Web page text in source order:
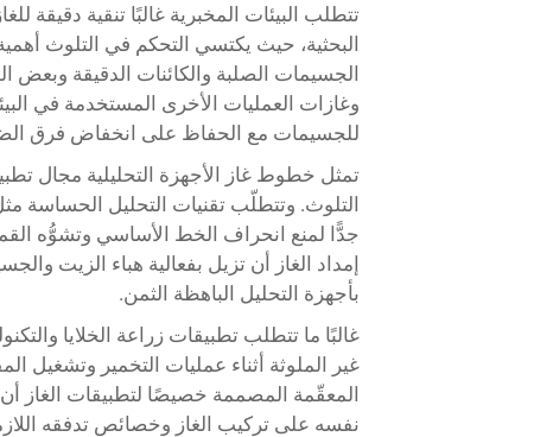
تتطلب البيئات المخبرية غالبًا تنقية دقيقة
البحثية، حيث يكتسي التحكم في التلوث أهمية
الجسيمات الصلبة والكائنات الدقيقة وبعض
وغازات العمليات الأخرى المستخدمة في
للجسيمات مع الحفاظ على انخفاض فرق
تمثل خطوط غاز الأجهزة التحليلية مجال
التلوث. وتتطلّب تقنيات التحليل الحساسة
جدًّا لمنع انحراف الخط الأساسي وتشوُّه
إمداد الغاز أن تزيل بفعالية هباء الزيت
بأجهزة التحليل الباهظة الثمن.
غالبًا ما تتطلب تطبيقات زراعة الخلايا
غير الملوثة أثناء عمليات التخمير وتشغيل
المعقّمة المصممة خصيصًا لتطبيقات الغاز
نفسه على تركيب الغاز وخصائص تدفقه